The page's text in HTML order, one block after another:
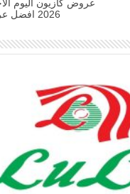
2026 افضل عروض اليوم